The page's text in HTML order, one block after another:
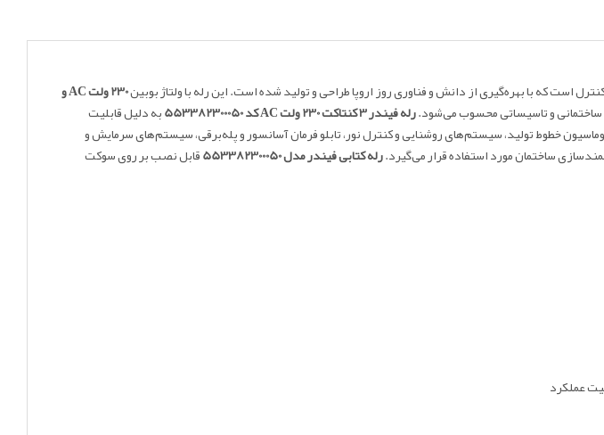
است که با بهره‌گیری از دانش و فناوری روز اروپا طراحی و تولید شده است. این رله با ولتاژ بوبین
230 ولت AC و
ساختمانی و تاسیساتی محسوب می‌شود.رله فیندر 3 کنتاکت 230 ولت AC کد 553382300050
به دلیل قابلیت
خطوط تولید، سیستم‌های روشنایی و کنترل نور، تابلو فرمان آسانسور و پله‌برقی، سیستم‌های سرمایش و
ساختمان مورد استفاده قرار می‌گیرد.رله کتابی فیندر مدل 553382300050
قابل نصب بر روی سوکت
عملکرد